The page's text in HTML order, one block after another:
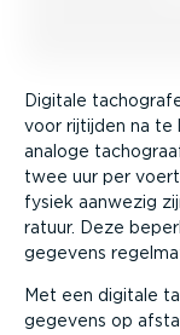
Digitale
voor rijtijden na te
analoge
twee uur per
fysiek aanwezig
ratuur. Deze
ge­gevens
Met een digitale
gegevens op